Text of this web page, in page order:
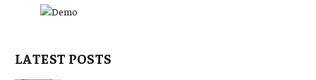
LATEST POSTS